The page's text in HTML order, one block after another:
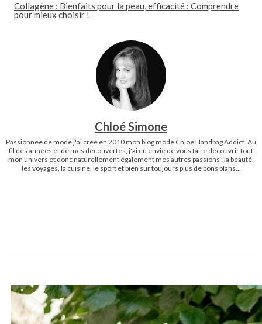
Collagène : Bienfaits pour la peau, efficacité : Comprendre
pour mieux choisir !
Chloé Simone
Passionnée de mode j'ai créé en 2010 mon blog mode Chloe Handbag Addict. Au
fil des années et de mes découvertes, j'ai eu envie de vous faire découvrir tout
mon univers et donc naturellement également mes autres passions : la beauté,
les voyages, la cuisine, le sport et bien sur toujours plus de bons plans...